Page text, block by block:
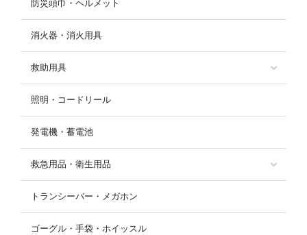
防災頭巾・ヘルメット
消火器・消火用具
救助用具
照明・コードリール
発電機・蓄電池
救急用品・衛生用品
トランシーバー・メガホン
ゴーグル・手袋・ホイッスル